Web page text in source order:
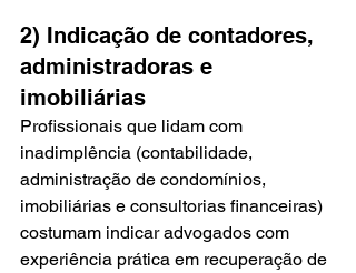
2) Indicação de contadores,
administradoras e
imobiliárias
Profissionais que lidam com
inadimplência (contabilidade,
administração de condomínios,
imobiliárias e consultorias financeiras)
costumam indicar advogados com
experiência prática em recuperação de